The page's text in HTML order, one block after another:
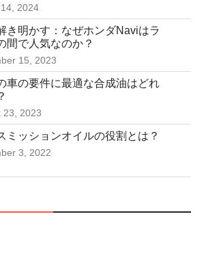
2024
き明かす：なぜホンダNaviはラ
間で人気なのか？
15, 2023
車の要件に最適な合成油はどれ
23, 2023
ミッションオイルの役割とは？
3, 2022